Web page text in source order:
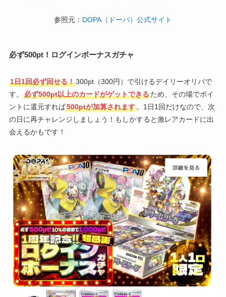
参照元： DOPA（ドーパ）公式サイト
必ず500pt！ログインボーナスガチャ
1日1回必ず回せる！300pt（300円）で引けるデイリーオリパで
す。
必ず500pt以上のカードがゲットできるため、その場でポイ
ントに還元すれば500ptが加算されます。1日1回だけなので、次
の日に再チャレンジしましょう！もしかすると激レアカードに出
会えるかもです！